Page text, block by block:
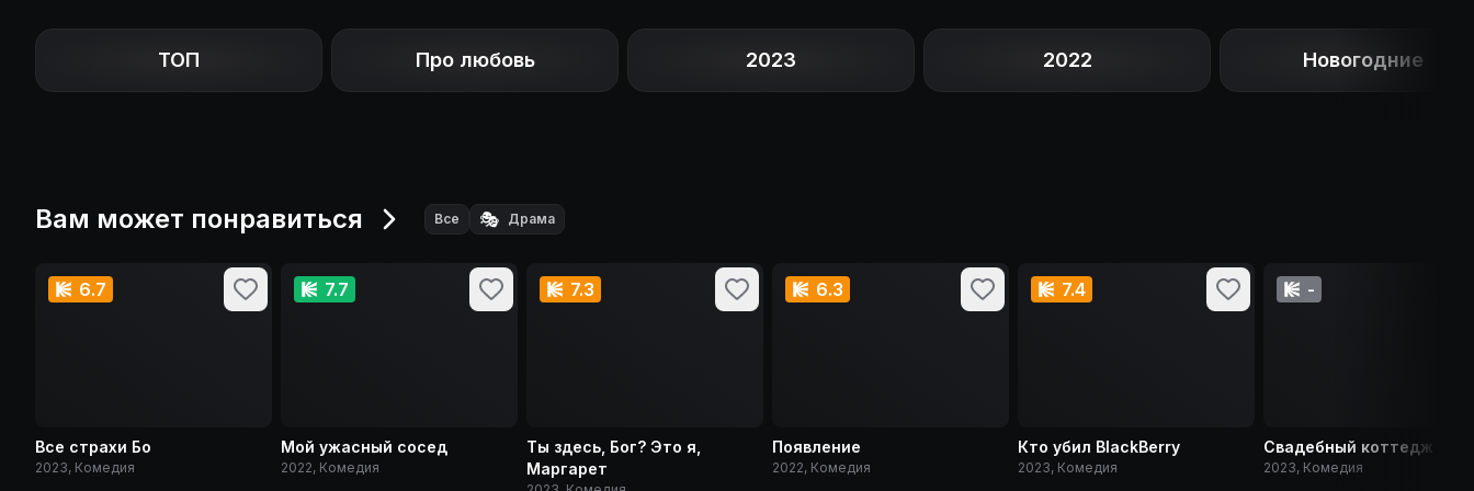
ТОП Про любовь 2023 2022 Новогодние
Вам может понравиться Все 🎭 Драма
6.7
Все страхи Бо
2023, Комедия
7.7
Мой ужасный сосед
2022, Комедия
7.3
Ты здесь, Бог? Это я,
Маргарет
6.3
Появление
2022, Комедия
7.4
Кто убил BlackBerry
2023, Комедия
-
Свадебный коттедж
2023, Комедия